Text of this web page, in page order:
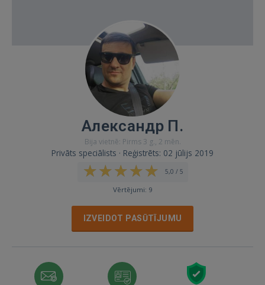
Александр П.
Bija vietnē: Pirms 3 g., 2 mēn.
Privāts speciālists · Reģistrēts: 02 jūlijs 2019
5,0 / 5
Vērtējumi: 9
IZVEIDOT PASŪTĪJUMU